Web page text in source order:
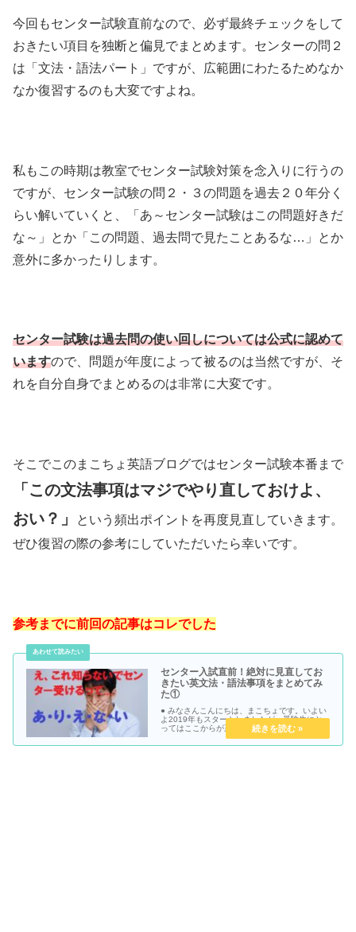
今回もセンター試験直前なので、必ず最終チェックをして
おきたい項目を独断と偏見でまとめます。センターの問２
は「文法・語法パート」ですが、広範囲にわたるためなか
なか復習するのも大変ですよね。
私もこの時期は教室でセンター試験対策を念入りに行うの
ですが、センター試験の問２・３の問題を過去２０年分く
らい解いていくと、「あ～センター試験はこの問題好きだ
な～」とか「この問題、過去問で見たことあるな…」とか
意外に多かったりします。
センター試験は過去問の使い回しについては公式に認めて
いますので、問題が年度によって被るのは当然ですが、そ
れを自分自身でまとめるのは非常に大変です。
そこでこのまこちょ英語ブログではセンター試験本番まで
「この文法事項はマジでやり直しておけよ、
おい？」
という頻出ポイントを再度見直していきます。
ぜひ復習の際の参考にしていただいたら幸いです。
参考までに前回の記事はコレでした
センター入試直前！絶対に見直してお
きたい英文法・語法事項をまとめてみ
た①
● みなさんこんにちは、まこちょです。いよい
よ2019年もスタートしましたが、受験生にと
ってはここからが正念場。いよいよ！な時期に
なってまいりました。